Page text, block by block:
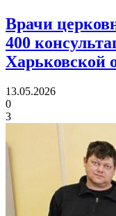
Врачи
400
Харьковской
13.05.2026
0
3